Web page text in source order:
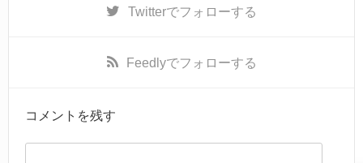
Twitterでフォローする
Feedlyでフォローする
コメントを残す